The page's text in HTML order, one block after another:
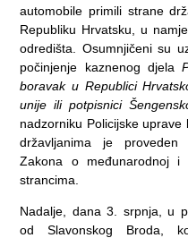
automobile primili strane
Republiku Hrvatsku, u
odredišta. Osumnjičeni su
počinjenje kaznenog djela
boravak u Republici
unije ili potpisnici
nadzorniku Policijske
državljanima je proveden
Zakona o međunarodnoj
strancima.
Nadalje, dana 3. srpnja, u
od Slavonskog Broda,